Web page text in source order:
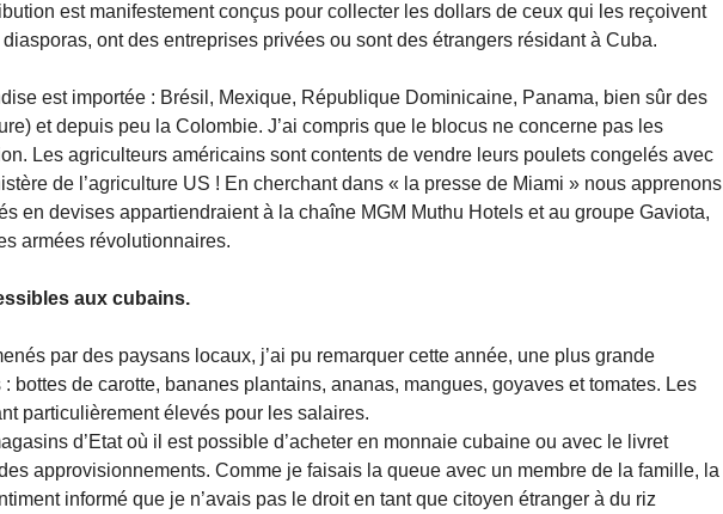
est manifestement conçus pour collecter les dollars de ceux qui les reçoivent
diasporas, ont des entreprises privées ou sont des étrangers résidant à Cuba.
est importée : Brésil, Mexique, République Dominicaine, Panama, bien sûr des
et depuis peu la Colombie. J’ai compris que le blocus ne concerne pas les
Les agriculteurs américains sont contents de vendre leurs poulets congelés avec
de l’agriculture US ! En cherchant dans « la presse de Miami » nous apprenons
en devises appartiendraient à la chaîne MGM Muthu Hotels et au groupe Gaviota,
armées révolutionnaires.
aux cubains.
par des paysans locaux, j’ai pu remarquer cette année, une plus grande
bottes de carotte, bananes plantains, ananas, mangues, goyaves et tomates. Les
particulièrement élevés pour les salaires.
d’Etat où il est possible d’acheter en monnaie cubaine ou avec le livret
approvisionnements. Comme je faisais la queue avec un membre de la famille, la
informé que je n’avais pas le droit en tant que citoyen étranger à du riz